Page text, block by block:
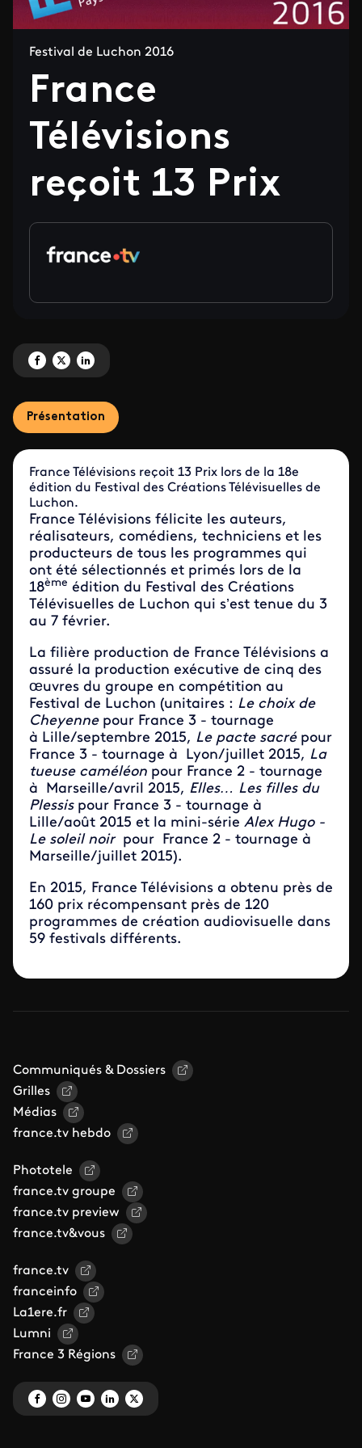
Festival de Luchon 2016
France
Télévisions
reçoit 13 Prix
Partagez 'France Télévisions reçoit 13 Prix' sur Facebook
Partagez 'France Télévisions reçoit 13 Prix' sur X
Partagez 'France Télévisions reçoit 13 Prix' sur LinkedIn
Présentation
France Télévisions reçoit 13 Prix lors de la 18e
édition du Festival des Créations Télévisuelles de
Luchon.
France Télévisions félicite les auteurs,
réalisateurs, comédiens, techniciens et les
producteurs de tous les programmes qui
ont été sélectionnés et primés lors de la
18ème édition du Festival des Créations
Télévisuelles de Luchon qui s’est tenue du 3
au 7 février.
La filière production de France Télévisions a
assuré la production exécutive de cinq des
œuvres du groupe en compétition au
Festival de Luchon (unitaires : Le choix de
Cheyennepour France 3 - tournage
à Lille/septembre 2015, Le pacte sacrépour
France 3 - tournage à Lyon/juillet 2015, La
tueuse caméléon pour France 2 - tournage
à Marseille/avril 2015, Elles… Les filles du
Plessispour France 3 - tournage à
Lille/août 2015 et la mini-série Alex Hugo -
Le soleil noirpour France 2 - tournage à
Marseille/juillet 2015).
En 2015, France Télévisions a obtenu près de
160 prix récompensant près de 120
programmes de création audiovisuelle dans
59 festivals différents.
Communiqués & Dossiers
Grilles
Médias
france.tv hebdo
Phototele
france.tv groupe
france.tv preview
france.tv&vous
france.tv
franceinfo
La1ere.fr
Lumni
France 3 Régions